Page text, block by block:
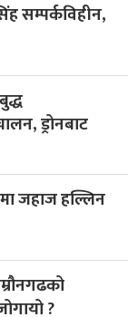
सम्पर्कविहीन,
ड्रोनबाट
जहाज हल्लिन
?